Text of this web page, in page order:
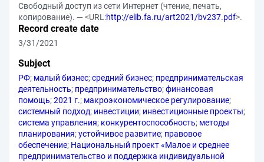
Свободный доступ из сети Интернет (чтение, печать,
копирование). — <URL:http://elib.fa.ru/art2021/bv237.pdf>.
Record create date
3/31/2021
Subject
РФ; малый бизнес;средний бизнес; предпринимательская
деятельность; предпринимательство;финансовая
помощь;2021 г.; макроэкономическое регулирование;
системный подход; инвестиции; инвестиционные проекты;
система управления; конкурентоспособность; методы
планирования;устойчивое развитие; правовое
обеспечение; Национальный проект «Малое и среднее
предпринимательство и поддержка индивидуальной